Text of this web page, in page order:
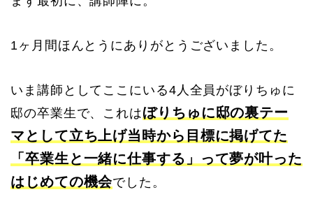
1ヶ月間ほんとうにありがとうございました。
いま講師としてここにいる4人全員がぼりちゅに
邸の卒業生で、これはぼりちゅに邸の裏テー
マとして立ち上げ当時から目標に掲げてた
「卒業生と一緒に仕事する」って夢が叶った
はじめての機会でした。